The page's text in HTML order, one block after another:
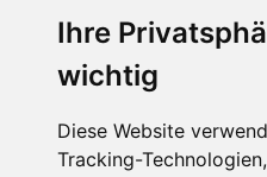
Ihre
wichtig
Diese Website
Tracking-
Die Schneehoehen Ski
Muss für alle